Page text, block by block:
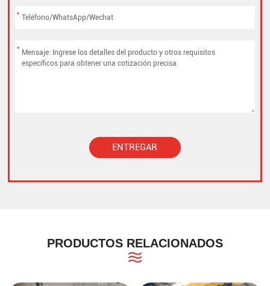
*
*
ENTREGAR
PRODUCTOS RELACIONADOS